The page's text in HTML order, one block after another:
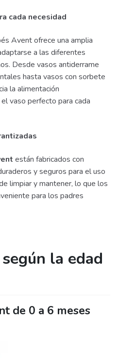
cada necesidad
Avent ofrece una amplia
a las diferentes
Desde vasos antiderrame
hasta vasos con sorbete
la alimentación
vaso perfecto para cada
están fabricados con
y seguros para el uso
limpiar y mantener, lo que los
para los padres
la edad
de 0 a 6 meses